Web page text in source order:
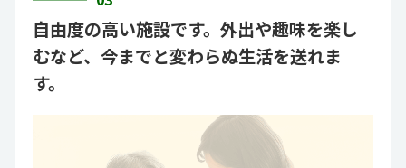
自由度の高い施設です。外出や趣味を楽し
むなど、今までと変わらぬ生活を送れま
す。